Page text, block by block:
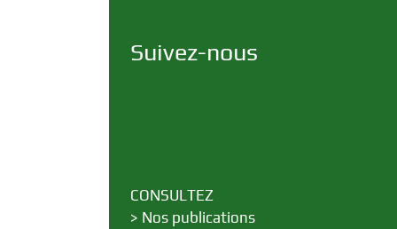
Suivez-nous
CONSULTEZ
> Nos publications